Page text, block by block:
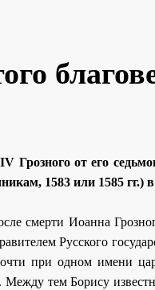
от его
1583 или 1585 гг.)
смерти Иоанна
Русского
при одном имени
тем Борису